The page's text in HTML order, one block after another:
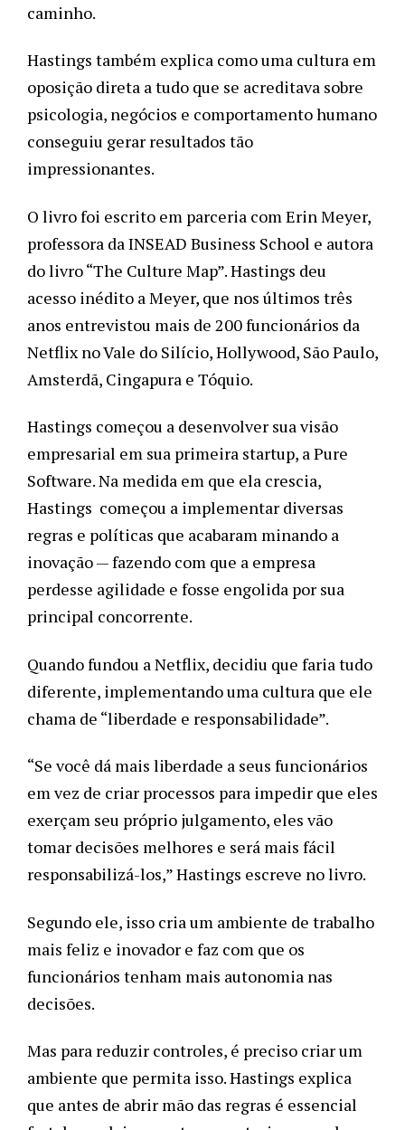
caminho.
Hastings também explica como uma cultura em
oposição direta a tudo que se acreditava sobre
psicologia, negócios e comportamento humano
conseguiu gerar resultados tão
impressionantes.
O livro foi escrito em parceria com Erin Meyer,
professora da INSEAD Business School e autora
do livro “The Culture Map”. Hastings deu
acesso inédito a Meyer, que nos últimos três
anos entrevistou mais de 200 funcionários da
Netflix no Vale do Silício, Hollywood, São Paulo,
Amsterdã, Cingapura e Tóquio.
Hastings começou a desenvolver sua visão
empresarial em sua primeira startup, a Pure
Software. Na medida em que ela crescia,
Hastings  começou a implementar diversas
regras e políticas que acabaram minando a
inovação — fazendo com que a empresa
perdesse agilidade e fosse engolida por sua
principal concorrente.
Quando fundou a Netflix, decidiu que faria tudo
diferente, implementando uma cultura que ele
chama de “liberdade e responsabilidade”.
“Se você dá mais liberdade a seus funcionários
em vez de criar processos para impedir que eles
exerçam seu próprio julgamento, eles vão
tomar decisões melhores e será mais fácil
responsabilizá-los,” Hastings escreve no livro.
Segundo ele, isso cria um ambiente de trabalho
mais feliz e inovador e faz com que os
funcionários tenham mais autonomia nas
decisões.
Mas para reduzir controles, é preciso criar um
ambiente que permita isso. Hastings explica
que antes de abrir mão das regras é essencial